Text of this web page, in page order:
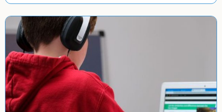
szálláshelyen: Ingyenes parkolás Ingyenes wifi Szép
kártya elfogadás (OTP, MKB, K&H) Grill és bogrács az
udvaron